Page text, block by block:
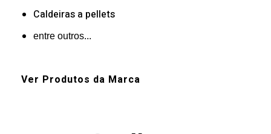
Caldeiras a pellets
entre outros...
Ver Produtos da Marca